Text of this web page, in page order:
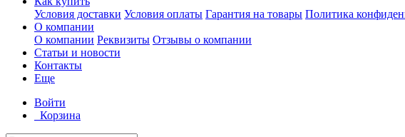
Условия доставки Условия оплаты Гарантия на товары Политика
О компании
О компании Реквизиты Отзывы о компании
Статьи и новости
Контакты
Еще
Войти
Корзина